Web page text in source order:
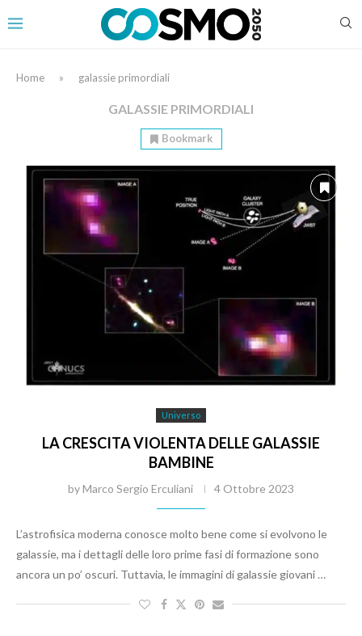
Home » galassie primordiali
GALASSIE PRIMORDIALI
Bookmark
Universo
LA CRESCITA VIOLENTA DELLE GALASSIE
BAMBINE
byMarco Sergio Erculiani 4 Ottobre 2023
L’astrofisica moderna conosce molto bene come si evolvono le
galassie, ma i dettagli delle loro prime fasi di formazione sono
ancora un po’ oscuri. Tuttavia, le immagini di galassie giovani …